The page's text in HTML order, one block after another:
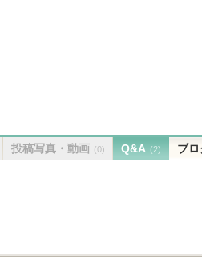
投稿写真・動画 (0) Q&A (2) ブロ